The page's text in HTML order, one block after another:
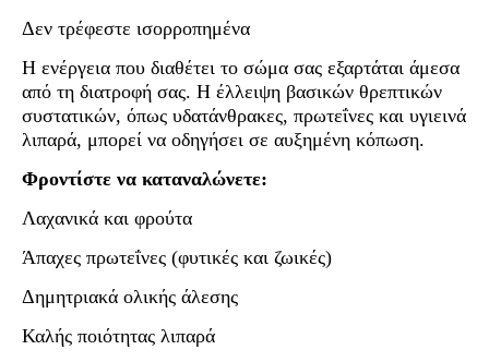
Δεν τρέφεστε ισορροπημένα
Η ενέργεια που διαθέτει το σώμα σας εξαρτάται άμεσα
από τη διατροφή σας. Η έλλειψη βασικών θρεπτικών
συστατικών, όπως υδατάνθρακες, πρωτεΐνες και υγιεινά
λιπαρά, μπορεί να οδηγήσει σε αυξημένη κόπωση.
Φροντίστε να καταναλώνετε:
Λαχανικά και φρούτα
Άπαχες πρωτεΐνες (φυτικές και ζωικές)
Δημητριακά ολικής άλεσης
Καλής ποιότητας λιπαρά